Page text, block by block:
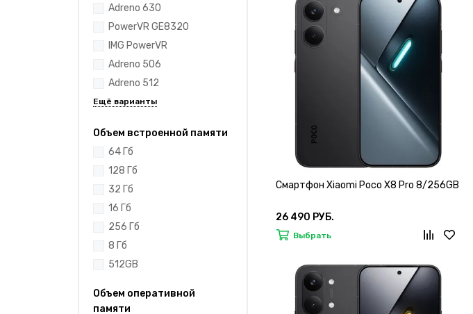
Adreno 630
PowerVR GE8320
IMG PowerVR
Adreno 506
Adreno 512
Объем встроенной памяти
64 Гб
128 Гб
32 Гб
16 Гб
256 Гб
8 Гб
512GB
Объем оперативной
памяти
Смартфон Xiaomi Poco X8 Pro 8/256GB
26 490 РУБ.
Выбрать